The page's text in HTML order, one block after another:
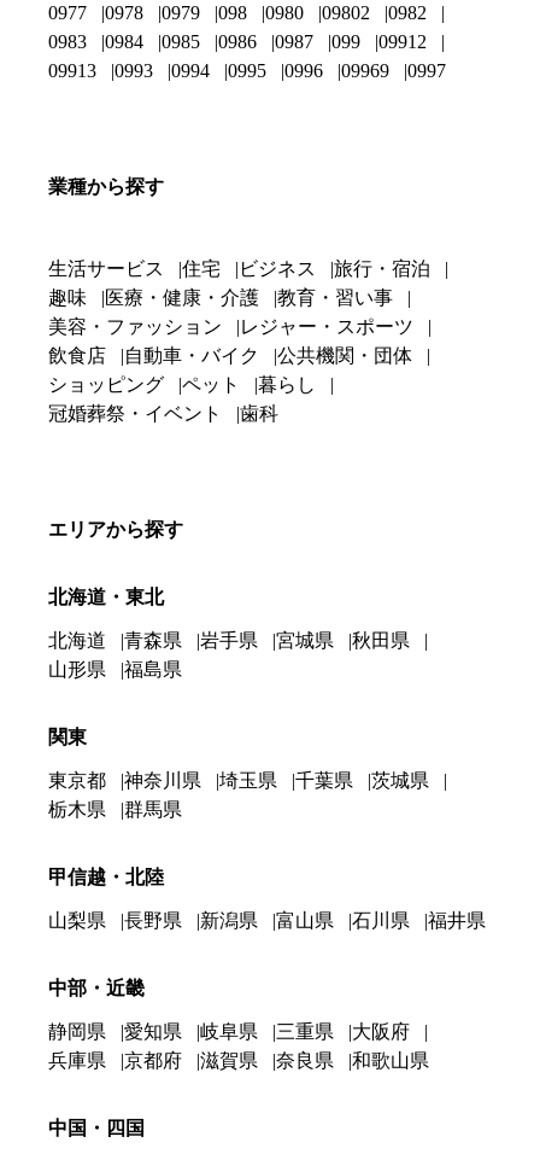
0977
0978 0979 098 0980 09802
0982
0983
0984 0985 0986 0987 099
09912
09913
0993 0994 0995 0996 09969 0997
業種から探す
生活サービス 住宅 ビジネス
旅行・宿泊
趣味
医療・健康・介護
教育・習い事
美容・ファッション
レジャー・スポーツ
飲食店
自動車・バイク
公共機関・団体
ショッピング
ペット
暮らし
冠婚葬祭・イベント
歯科
エリアから探す
北海道・東北
北海道 青森県 岩手県 宮城県
秋田県
山形県
福島県
関東
東京都 神奈川県 埼玉県 千葉県
茨城県
栃木県
群馬県
甲信越・北陸
山梨県 長野県 新潟県 富山県 石川県 福井県
中部・近畿
静岡県 愛知県 岐阜県 三重県
大阪府
兵庫県
京都府 滋賀県 奈良県 和歌山県
中国・四国